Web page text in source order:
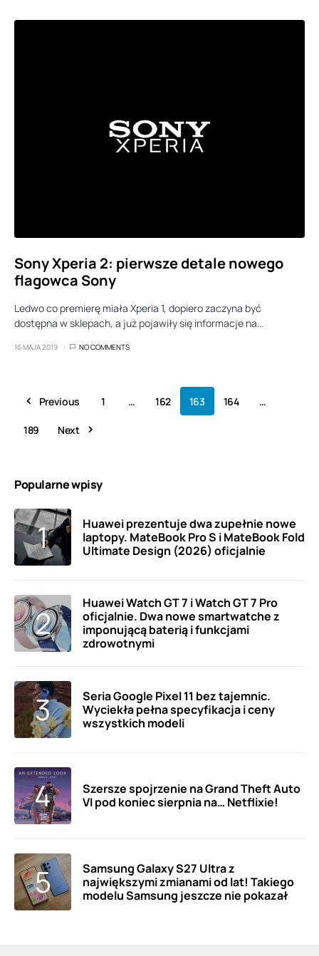
Sony Xperia 2: pierwsze detale nowego
flagowca Sony
Ledwo co premierę miała Xperia 1, dopiero zaczyna być
dostępna w sklepach, a już pojawiły się informacje na…
16 MAJA 2019 NO COMMENTS
Previous 1 … 162 163 164 …
189 Next
Popularne wpisy
Huawei prezentuje dwa zupełnie nowe
laptopy. MateBook Pro S i MateBook Fold
Ultimate Design (2026) oficjalnie
Huawei Watch GT 7 i Watch GT 7 Pro
oficjalnie. Dwa nowe smartwatche z
imponującą baterią i funkcjami
zdrowotnymi
Seria Google Pixel 11 bez tajemnic.
Wyciekła pełna specyfikacja i ceny
wszystkich modeli
Szersze spojrzenie na Grand Theft Auto
VI pod koniec sierpnia na… Netflixie!
Samsung Galaxy S27 Ultra z
największymi zmianami od lat! Takiego
modelu Samsung jeszcze nie pokazał